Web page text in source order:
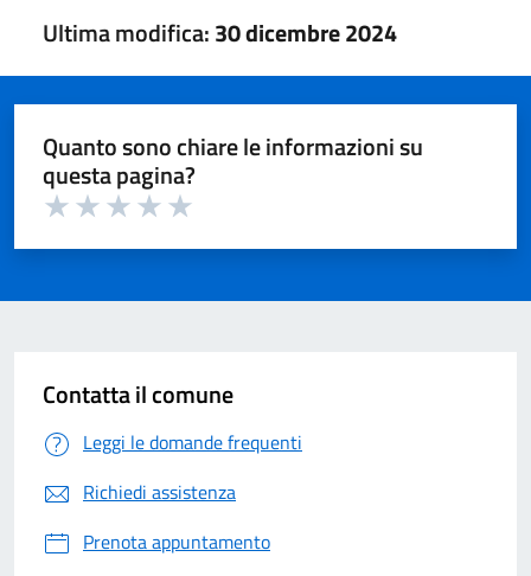
Ultima modifica:30 dicembre 2024
Quanto sono chiare le informazioni su
questa pagina?
Contatta il comune
Leggi le domande frequenti
Richiedi assistenza
Prenota appuntamento